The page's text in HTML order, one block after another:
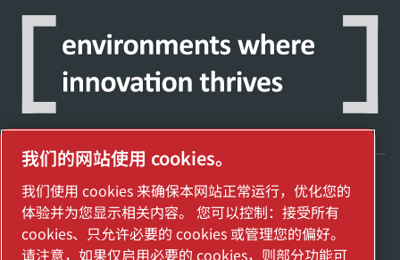
探索阿特拉斯·科普柯集团如何利用科技变革
未来。
访问Atlas Copco Group网站
我们的网站使用 cookies。
我们使用 cookies 来确保本网站正常运行，优化您的
体验并为您显示相关内容。 您可以控制：接受所有
cookies、只允许必要的 cookies 或管理您的偏好。
请注意，如果仅启用必要的 cookies，则部分功能可